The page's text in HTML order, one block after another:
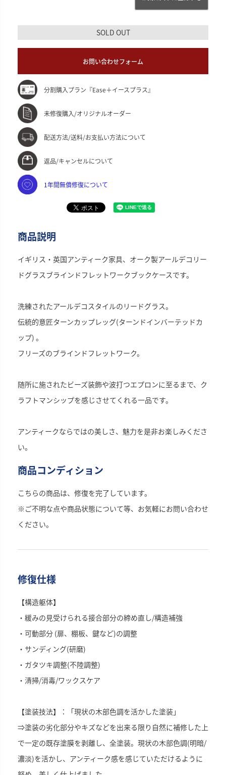
SOLD OUT
お問い合わせフォーム
分割購入プラン『Ease＋イースプラス』
未修復購入/オリジナルオーダー
配送方法/送料/お支払い方法について
返品/キャンセルについて
1年間無償修復について
商品説明
イギリス・英国アンティーク家具、オーク製アールデコリー
ドグラスブラインドフレットワークブックケースです。
洗練されたアールデコスタイルのリードグラス。
伝統的意匠ターンカップレッグ(ターンドインバーテッドカ
ップ) 。
フリーズのブラインドフレットワーク。
随所に施されたビーズ装飾や波打つエプロンに至るまで、ク
ラフトマンシップを感じさせてくれる一品です。
アンティークならではの美しさ、魅力を是非お楽しみくださ
い。
商品コンディション
こちらの商品は、修復を完了しています。
※ご不明な点や商品状態について等、お気軽にお問い合わせ
ください。
修復仕様
【構造躯体】
・緩みの見受けられる接合部分の締め直し/構造補強
・可動部分 (扉、棚板、鍵など)の調整
・サンディング(研磨)
・ガタツキ調整(不陸調整)
・清掃/消毒/ワックスケア
【塗装技法】：「現状の木部色調を活かした塗装」
⇒塗装の劣化部分やキズなどを出来る限り自然に補修した上
で一定の既存塗膜を剥離し、全塗装。現状の木部色調(明暗/
濃淡)を活かし、アンティーク感を感じていただけるように